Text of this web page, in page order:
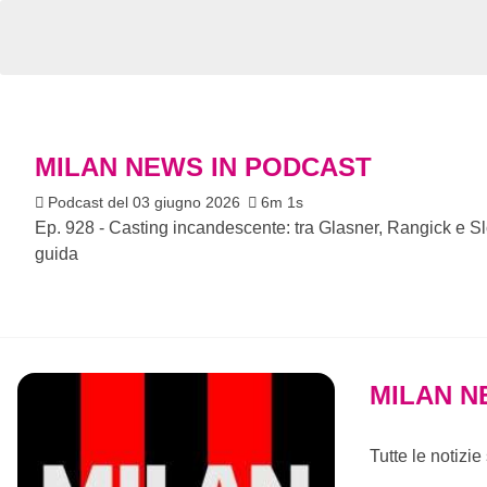
MILAN NEWS IN PODCAST
Podcast del 03 giugno 2026 6m 1s
Ep. 928 - Casting incandescente: tra Glasner, Rangick e
guida
MILAN
Tutte le